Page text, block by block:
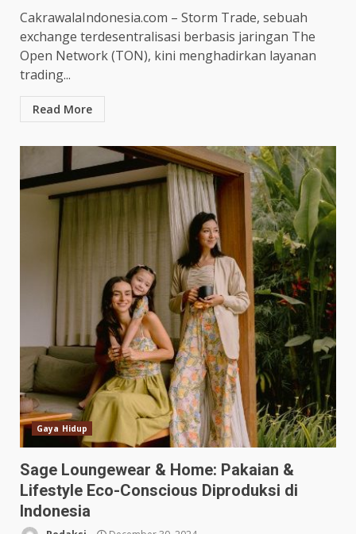
CakrawalaIndonesia.com – Storm Trade, sebuah
exchange terdesentralisasi berbasis jaringan The
Open Network (TON), kini menghadirkan layanan
trading...
Read More
Gaya Hidup
Sage Loungewear & Home: Pakaian &
Lifestyle Eco-Conscious Diproduksi di
Indonesia